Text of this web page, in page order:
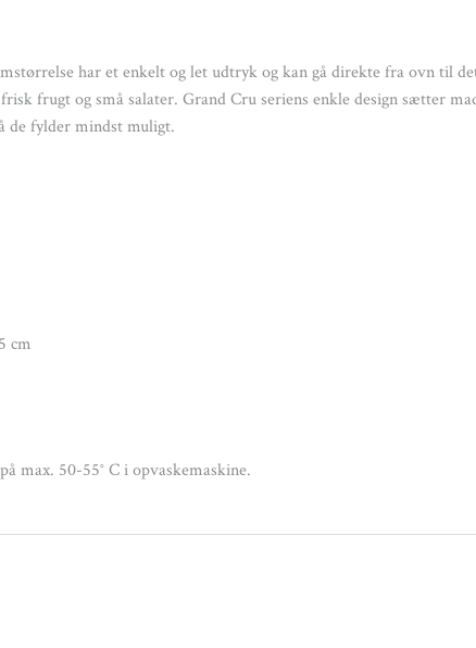
Vi anbefaler, at
har et enkelt og let udtryk og kan gå direkte fra ovn til
frugt og små salater. Grand Cru seriens enkle design sætter
de fylder mindst muligt.
cm
max. 50-55° C i opvaskemaskine.